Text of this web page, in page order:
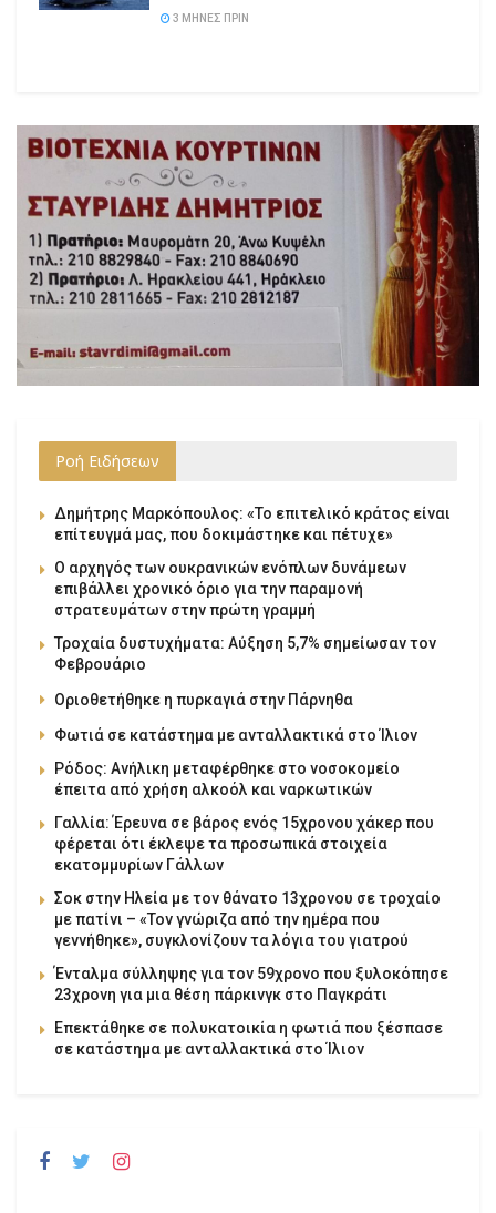
3 ΜΉΝΕΣ ΠΡΙΝ
Ροή Ειδήσεων
Δημήτρης Μαρκόπουλος: «Το επιτελικό κράτος είναι
επίτευγμά μας, που δοκιμάστηκε και πέτυχε»
Ο αρχηγός των ουκρανικών ενόπλων δυνάμεων
επιβάλλει χρονικό όριο για την παραμονή
στρατευμάτων στην πρώτη γραμμή
Τροχαία δυστυχήματα: Αύξηση 5,7% σημείωσαν τον
Φεβρουάριο
Οριοθετήθηκε η πυρκαγιά στην Πάρνηθα
Φωτιά σε κατάστημα με ανταλλακτικά στο Ίλιον
Ρόδος: Ανήλικη μεταφέρθηκε στο νοσοκομείο
έπειτα από χρήση αλκοόλ και ναρκωτικών
Γαλλία: Έρευνα σε βάρος ενός 15χρονου χάκερ που
φέρεται ότι έκλεψε τα προσωπικά στοιχεία
εκατομμυρίων Γάλλων
Σοκ στην Ηλεία με τον θάνατο 13χρονου σε τροχαίο
με πατίνι – «Τον γνώριζα από την ημέρα που
γεννήθηκε», συγκλονίζουν τα λόγια του γιατρού
Ένταλμα σύλληψης για τον 59χρονο που ξυλοκόπησε
23χρονη για μια θέση πάρκινγκ στο Παγκράτι
Επεκτάθηκε σε πολυκατοικία η φωτιά που ξέσπασε
σε κατάστημα με ανταλλακτικά στο Ίλιον